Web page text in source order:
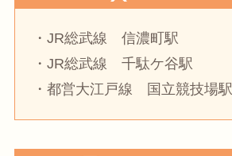
・JR総武線 信濃町駅
・JR総武線 千駄ケ谷駅
・都営大江戸線 国立競技場駅